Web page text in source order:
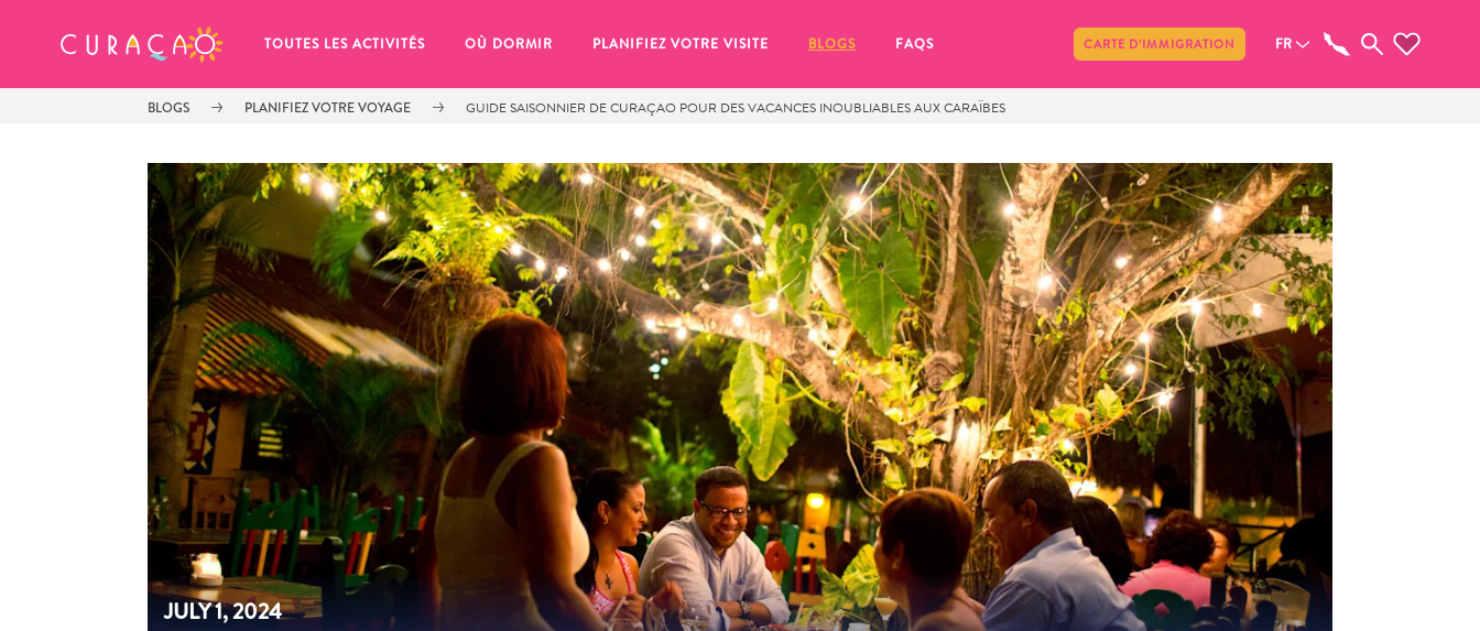
TOUTES LES ACTIVITÉS OÙ DORMIR PLANIFIEZ VOTRE VISITE BLOGS FAQS CARTE D’IMMIGRATION FR
BLOGS PLANIFIEZ VOTRE VOYAGE GUIDE SAISONNIER DE CURAÇAO POUR DES VACANCES INOUBLIABLES AUX CARAÏBES
JULY 1, 2024
MES FAVORIS Partager
It looks like you haven’t saved any
of your favorite places to stay yet.
Chaque fois que vous souhaitez enregistrer quelque chose pour plus tard, assurez-vous de cliquer sur le